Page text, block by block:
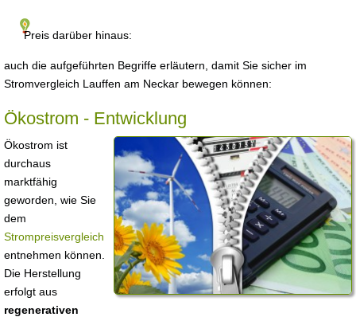
Preis darüber hinaus:
auch die aufgeführten Begriffe erläutern, damit Sie sicher im
Stromvergleich Lauffen am Neckar bewegen können:
Ökostrom - Entwicklung
Ökostrom ist
durchaus
marktfähig
geworden, wie Sie
dem
Strompreisvergleich
entnehmen können.
Die Herstellung
erfolgt aus
regenerativen